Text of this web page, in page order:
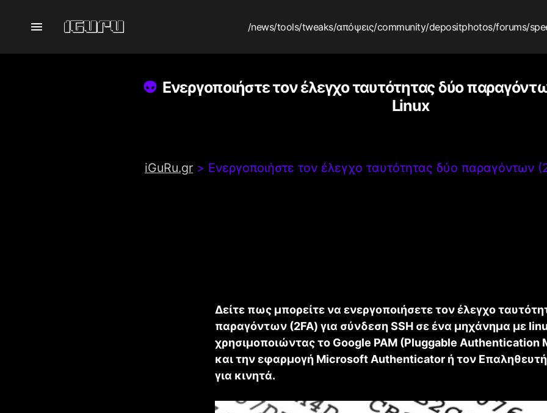
/news/tools/tweaks/απόψεις/community/depositphotos/forums/
Ενεργοποιήστε τον έλεγχο ταυτότητας δύο
Linux
iGuRu.gr > Ενεργοποιήστε τον έλεγχο ταυτότητας δύο παραγόντων
Δείτε πως μπορείτε να ενεργοποιήσετε τον έλεγχο
παραγόντων (2FA) για σύνδεση SSH σε ένα μηχάνημα με
χρησιμοποιώντας το Google PAM (Pluggable Authentication
και την εφαρμογή Microsoft Authenticator ή τον
για κινητά.